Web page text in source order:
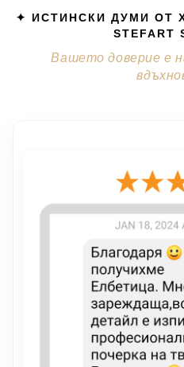
✦ ИСТИНСКИ ДУМИ ОТ
STEFART
Вашето доверие е